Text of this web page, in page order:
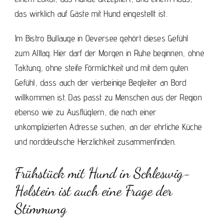
das wirklich auf Gäste mit Hund eingestellt ist.
Im Bistro Bullauge in Oeversee gehört dieses Gefühl
zum Alltag. Hier darf der Morgen in Ruhe beginnen, ohne
Taktung, ohne steife Förmlichkeit und mit dem guten
Gefühl, dass auch der vierbeinige Begleiter an Bord
willkommen ist. Das passt zu Menschen aus der Region
ebenso wie zu Ausflüglern, die nach einer
unkomplizierten Adresse suchen, an der ehrliche Küche
und norddeutsche Herzlichkeit zusammenfinden.
Frühstück mit Hund in Schleswig-
Holstein ist auch eine Frage der
Stimmung